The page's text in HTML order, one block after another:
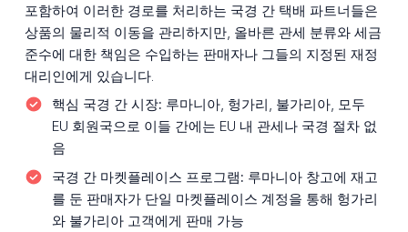
포함하여 이러한 경로를 처리하는 국경 간 택배 파트너들은
상품의 물리적 이동을 관리하지만, 올바른 관세 분류와 세금
준수에 대한 책임은 수입하는 판매자나 그들의 지정된 재정
대리인에게 있습니다.
핵심 국경 간 시장: 루마니아, 헝가리, 불가리아, 모두
EU 회원국으로 이들 간에는 EU 내 관세나 국경 절차 없
음
국경 간 마켓플레이스 프로그램: 루마니아 창고에 재고
를 둔 판매자가 단일 마켓플레이스 계정을 통해 헝가리
와 불가리아 고객에게 판매 가능